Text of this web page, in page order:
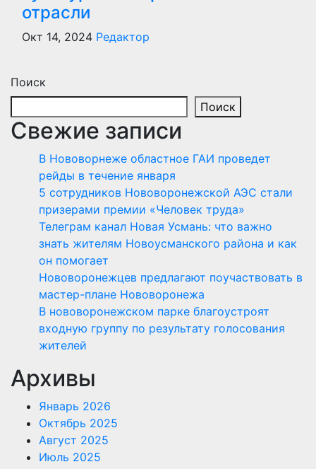
отрасли
Окт 14, 2024 Редактор
Поиск
Поиск
Свежие записи
В Нововорнеже областное ГАИ проведет
рейды в течение января
5 сотрудников Нововоронежской АЭС стали
призерами премии «Человек труда»
Телеграм канал Новая Усмань: что важно
знать жителям Новоусманского района и как
он помогает
Нововоронежцев предлагают поучаствовать в
мастер-плане Нововоронежа
В нововоронежском парке благоустроят
входную группу по результату голосования
жителей
Архивы
Январь 2026
Октябрь 2025
Август 2025
Июль 2025